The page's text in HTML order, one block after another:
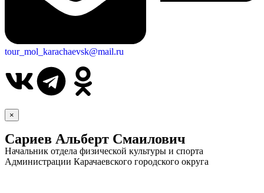
tour_mol_karachaevsk@mail.ru
×
Сариев Альберт Смаилович
Начальник отдела физической культуры и спорта
Администрации Карачаевского городского округа